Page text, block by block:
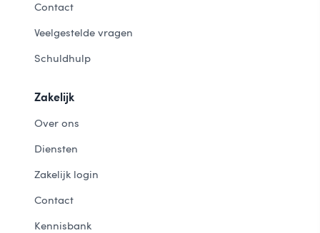
Contact
Veelgestelde vragen
Schuldhulp
Zakelijk
Over ons
Diensten
Zakelijk login
Contact
Kennisbank